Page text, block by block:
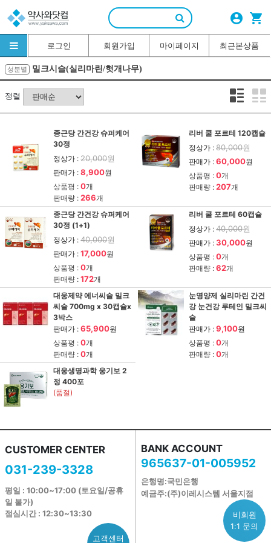
account_circle shopping_cart
로그인 회원가입 마이페이지 최근본상품
성분별 밀크시슬(실리마린/헛개나무)
정렬
종근당 간건강 슈퍼케어
30정
정상가 :20,000원
판매가 :8,900원
상품평 :0개
판매량 :266개
리버 쿨 포르테 120캡슐
정상가 :80,000원
판매가 :60,000원
상품평 :0개
판매량 :207개
종근당 간건강 슈퍼케어
30정 (1+1)
정상가 :40,000원
판매가 :17,000원
상품평 :0개
판매량 :172개
리버 쿨 포르테 60캡슐
정상가 :40,000원
판매가 :30,000원
상품평 :0개
판매량 :62개
대웅제약 에너씨슬 밀크
씨슬 700mg x 30캡슐x
3박스
판매가 :65,900원
상품평 :0개
판매량 :0개
눈영양제 실리마린 간건
강 눈건강 루테인 밀크씨
슬
판매가 :9,100원
상품평 :0개
판매량 :0개
대웅생명과학 웅기보 2
정 400포
(품절)
CUSTOMER CENTER
031-239-3328
평일 : 10:00~17:00 (토요일/공휴
일 불가)
점심시간 : 12:30~13:30
고객센터
BANK ACCOUNT
965637-01-005952
은행명:국민은행
예금주:(주)이레시스템 서울지점
비회원
1:1 문의